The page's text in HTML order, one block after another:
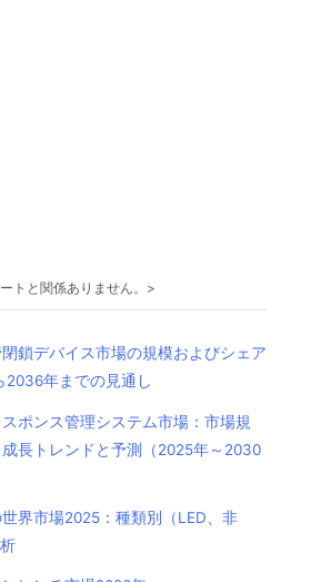
トと関係ありません。>
鎖デバイス市場の規模およびシェア
2036年までの見通し
ポンス管理システム市場：市場規
長トレンドと予測（2025年～2030
界市場2025：種類別（LED、非